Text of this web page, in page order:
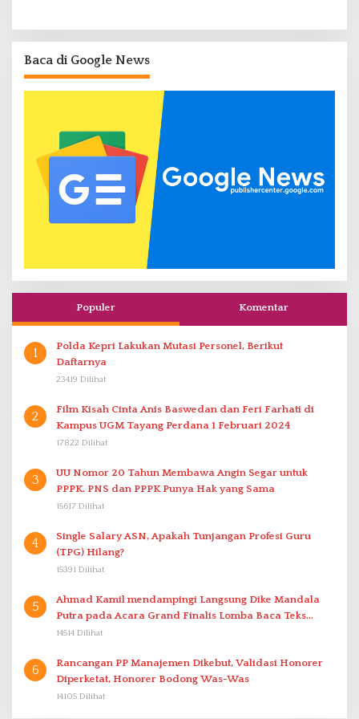
Baca di Google News
Populer Komentar
1
Polda Kepri Lakukan Mutasi Personel, Berikut
Daftarnya
23419 Dilihat
2
Film Kisah Cinta Anis Baswedan dan Feri Farhati di
Kampus UGM Tayang Perdana 1 Februari 2024
17822 Dilihat
3
UU Nomor 20 Tahun Membawa Angin Segar untuk
PPPK. PNS dan PPPK Punya Hak yang Sama
15617 Dilihat
4
Single Salary ASN, Apakah Tunjangan Profesi Guru
(TPG) Hilang?
15391 Dilihat
5
Ahmad Kamil mendampingi Langsung Dike Mandala
Putra pada Acara Grand Finalis Lomba Baca Teks
Proklamasi Mirip Bung Karno di Bali
14514 Dilihat
6
Rancangan PP Manajemen Dikebut, Validasi Honorer
Diperketat, Honorer Bodong Was-Was
14105 Dilihat